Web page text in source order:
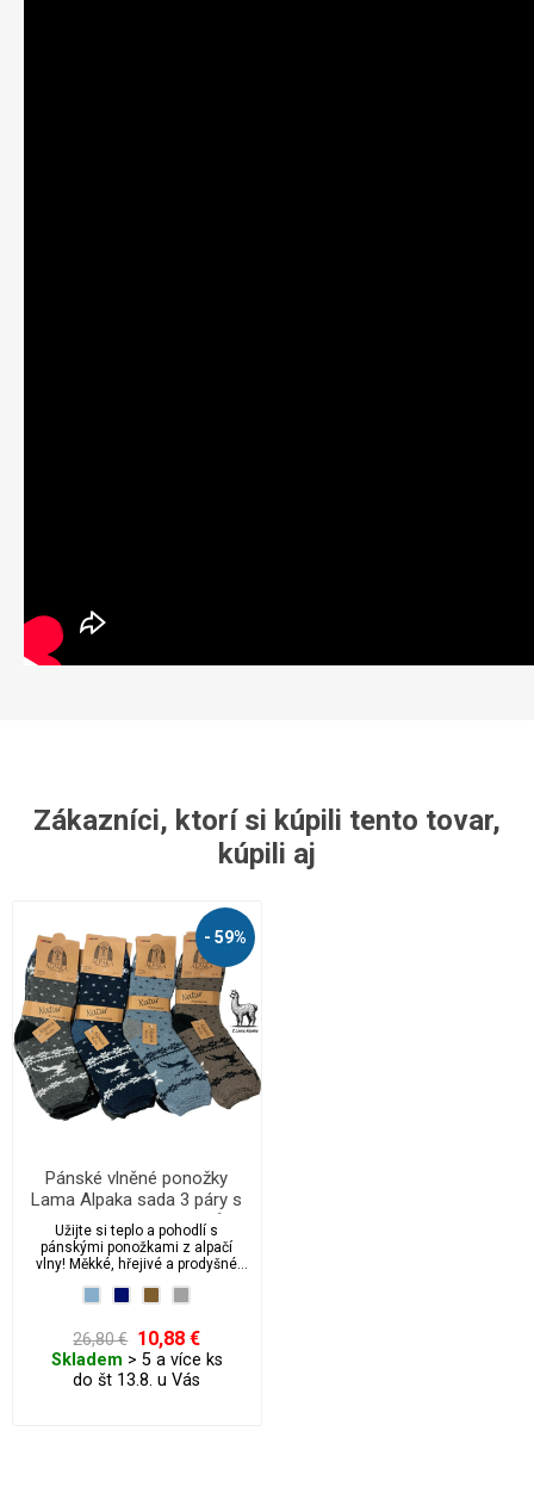
Zákazníci, ktorí si kúpili tento tovar,
kúpili aj
- 59%
Pánské vlněné ponožky
Lama Alpaka sada 3 páry s
zimním motivem sobů
Užijte si teplo a pohodlí s
pánskými ponožkami z alpačí
vlny! Měkké, hřejivé a prodyšné
komfort a volnou cirkulaci krve.
Perfektní volba pro citlivou
pokožku.
26,80 € 10,88 €
Skladem > 5 a více ks
do št 13.8. u Vás